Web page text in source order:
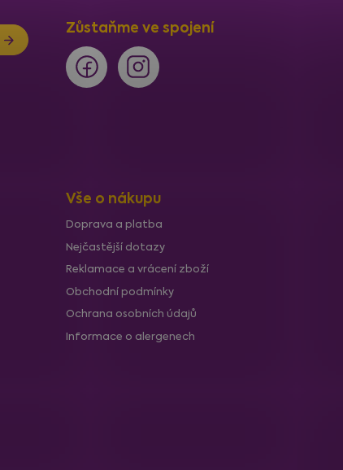
Zůstaňme ve spojení
Vše o nákupu
Doprava a platba
Nejčastější dotazy
Reklamace a vrácení zboží
Obchodní podmínky
Ochrana osobních údajů
Informace o alergenech